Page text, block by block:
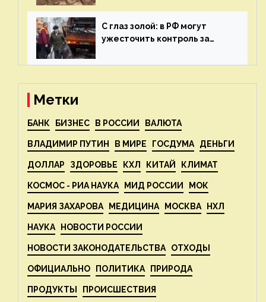
экологии на ECOportal
С глаз золой: в РФ могут
ужесточить контроль за
— новости экологии на
Метки
БАНК БИЗНЕС В РОССИИ ВАЛЮТА
ВЛАДИМИР ПУТИН В МИРЕ ГОСДУМА ДЕНЬГИ
ДОЛЛАР ЗДОРОВЬЕ КХЛ КИТАЙ КЛИМАТ
КОСМОС - РИА НАУКА МИД РОССИИ МОК
МАРИЯ ЗАХАРОВА МЕДИЦИНА МОСКВА НХЛ
НАУКА НОВОСТИ РОССИИ
НОВОСТИ ЗАКОНОДАТЕЛЬСТВА ОТХОДЫ
ОФИЦИАЛЬНО ПОЛИТИКА ПРИРОДА
ПРОДУКТЫ ПРОИСШЕСТВИЯ